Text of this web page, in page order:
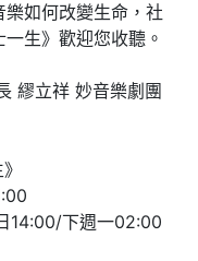
如何改變生命，社
生》歡迎您收聽。
繆立祥 妙音樂劇團
14:00/下週一02:00